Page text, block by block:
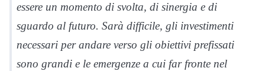
essere un momento di svolta, di sinergia e di
sguardo al futuro. Sarà difficile, gli investimenti
necessari per andare verso gli obiettivi prefissati
sono grandi e le emergenze a cui far fronte nel